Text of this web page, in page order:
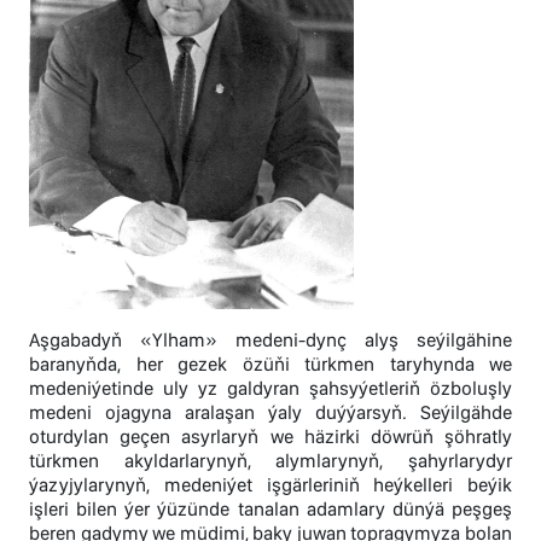
Aşgabadyň «Ylham» medeni-dynç alyş seýilgähine
baranyňda, her gezek özüňi türkmen taryhynda we
medeniýetinde uly yz galdyran şahsyýetleriň özboluşly
medeni ojagyna aralaşan ýaly duýýarsyň. Seýilgähde
oturdylan geçen asyrlaryň we häzirki döwrüň şöhratly
türkmen akyldarlarynyň, alymlarynyň, şahyrlarydyr
ýazyjylarynyň, medeniýet işgärleriniň heýkelleri beýik
işleri bilen ýer ýüzünde tanalan adamlary dünýä peşgeş
beren gadymy we müdimi, baky juwan topragymyza bolan